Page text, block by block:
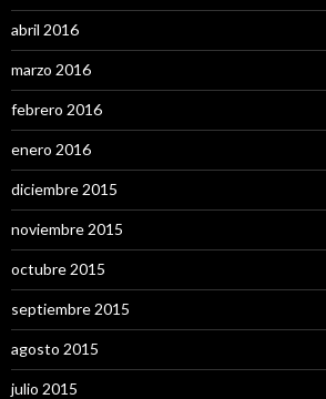
abril 2016
marzo 2016
febrero 2016
enero 2016
diciembre 2015
noviembre 2015
octubre 2015
septiembre 2015
agosto 2015
julio 2015